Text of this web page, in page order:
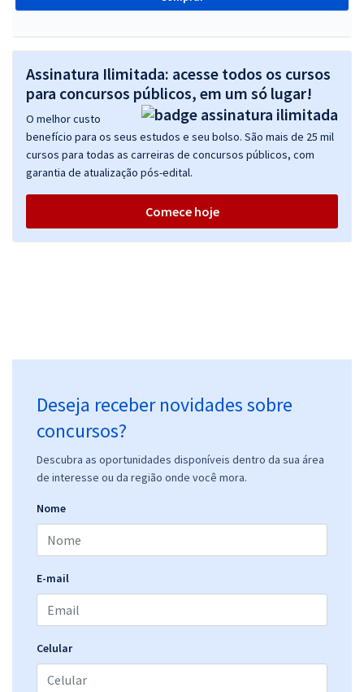
Assinatura Ilimitada: acesse todos os cursos
para concursos públicos, em um só lugar!
O melhor custo
benefício para os seus estudos e seu bolso. São mais de 25 mil
cursos para todas as carreiras de concursos públicos, com
garantia de atualização pós-edital.
Comece hoje
Deseja receber novidades sobre
concursos?
Descubra as oportunidades disponíveis dentro da sua área
de interesse ou da região onde você mora.
Nome
E-mail
Celular